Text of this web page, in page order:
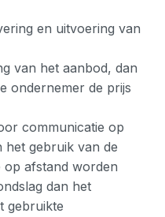
en uitvoering van
van het aanbod, dan
ondernemer de prijs
communicatie op
het gebruik van de
afstand worden
dan het
gebruikte